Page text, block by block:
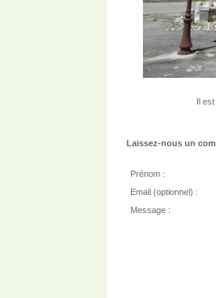
Il
Laissez-nous un
Prénom :
Email (optionnel) :
Message :